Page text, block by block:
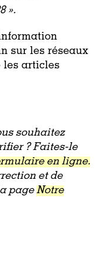
».
sur les réseaux
les articles
souhaitez
? Faites-le
en ligne.
et de
pageNotre